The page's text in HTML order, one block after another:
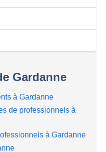
Gardanne
à Gardanne
de professionnels à
à Gardanne